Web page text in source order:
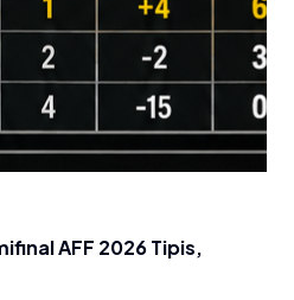
AFF 2026 Tipis,